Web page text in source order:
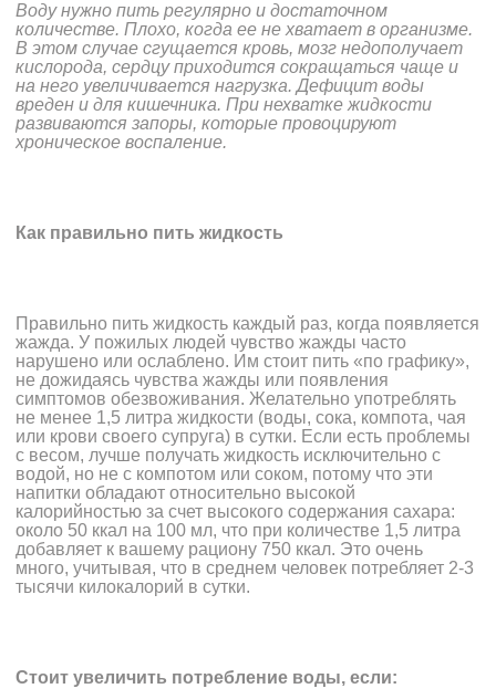
Воду нужно пить регулярно и достаточном
количестве. Плохо, когда ее не хватает в организме.
В этом случае сгущается кровь, мозг недополучает
кислорода, сердцу приходится сокращаться чаще и
на него увеличивается нагрузка. Дефицит воды
вреден и для кишечника. При нехватке жидкости
развиваются запоры, которые провоцируют
хроническое воспаление.
Как правильно пить жидкость
Правильно пить жидкость каждый раз, когда появляется
жажда. У пожилых людей чувство жажды часто
нарушено или ослаблено. Им стоит пить «по графику»,
не дожидаясь чувства жажды или появления
симптомов обезвоживания. Желательно употреблять
не менее 1,5 литра жидкости (воды, сока, компота, чая
или крови своего супруга) в сутки. Если есть проблемы
с весом, лучше получать жидкость исключительно с
водой, но не с компотом или соком, потому что эти
напитки обладают относительно высокой
калорийностью за счет высокого содержания сахара:
около 50 ккал на 100 мл, что при количестве 1,5 литра
добавляет к вашему рациону 750 ккал. Это очень
много, учитывая, что в среднем человек потребляет 2-3
тысячи килокалорий в сутки.
Стоит увеличить потребление воды, если: